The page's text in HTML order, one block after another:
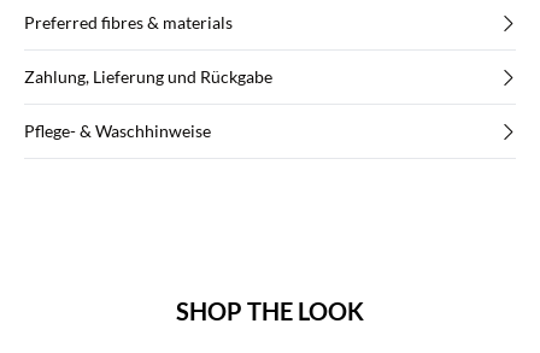
Preferred fibres & materials
Zahlung, Lieferung und Rückgabe
Pflege- & Waschhinweise
SHOP THE LOOK